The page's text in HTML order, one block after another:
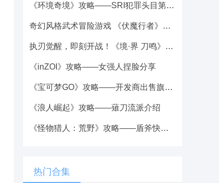
《环境奇境》攻略——SRI犯罪头目第一阶段攻略分享
奇幻风格武术冒险游戏 《伏魔行者》攻略——宣布3月27日发售
执刃觉醒，即刻开战！《境·界 刀鸣》攻略——始解测试今日正式开启！
《inZOI》攻略——女强人捏脸分享
《宝可梦GO》攻略——开发商出售旗下游戏业务 成交价超35亿美元
《浪人崛起》攻略——薙刀流派介绍
《怪物猎人：荒野》攻略——盾斧快速开红斧方法介绍
热门合集